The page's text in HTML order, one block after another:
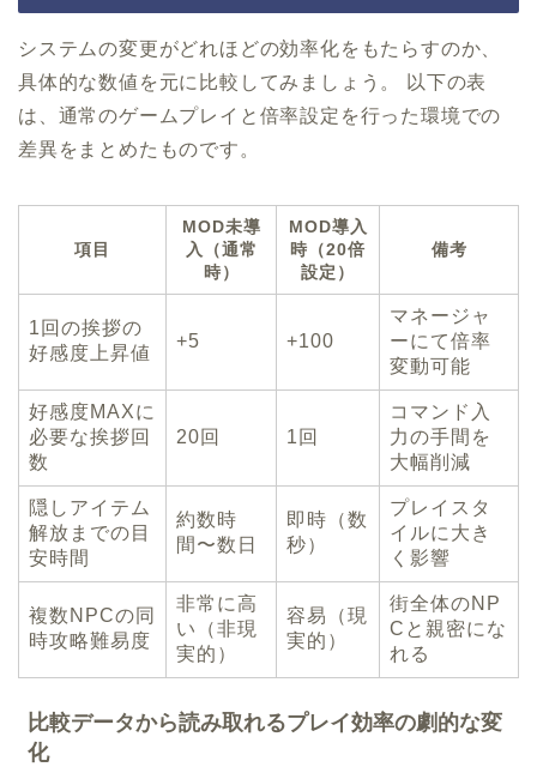
システムの変更がどれほどの効率化をもたらすのか、
具体的な数値を元に比較してみましょう。 以下の表
は、通常のゲームプレイと倍率設定を行った環境での
差異をまとめたものです。
項目
MOD未導
入（通常
時）
MOD導入
時（20倍
設定）
備考
1回の挨拶の
好感度上昇値
+5 +100
マネージャ
ーにて倍率
変動可能
好感度MAXに
必要な挨拶回
数
20回 1回
コマンド入
力の手間を
大幅削減
隠しアイテム
解放までの目
安時間
約数時
間〜数日
即時（数
秒）
プレイスタ
イルに大き
く影響
複数NPCの同
時攻略難易度
非常に高
い（非現
実的）
容易（現
実的）
街全体のNP
Cと親密にな
れる
比較データから読み取れるプレイ効率の劇的な変
化